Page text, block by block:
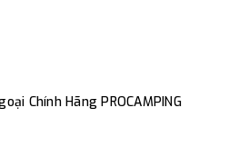
Chính Hãng PROCAMPING